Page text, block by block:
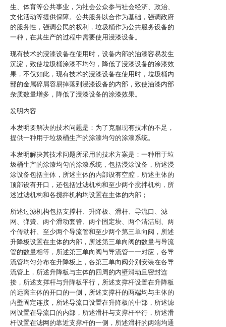
生、体育等公共事业，为社会公众参与社会经济、政治、
文化活动等提供保障。公共服务以合作为基础，强调政府
的服务性，强调公民的权利，垃圾桶作为公共服务设备的
一种，在其生产的过程中需要使用浸漆设备。
现有技术的浸漆设备在使用时，设备内部的油漆容易发生
沉淀，致使垃圾桶涂漆不均匀，降低了浸漆设备的涂漆效
果，不仅如此，现有技术的浸漆设备在使用时，垃圾桶内
部的金属碎屑容易掉落到浸漆设备的内部，致使油漆内部
杂质数量增多，降低了浸漆设备的涂漆效果。
发明内容
本发明要解决的技术问题是：为了克服现有技术的不足，
提供一种用于垃圾桶生产的涂漆均匀的涂漆系统。
本发明解决其技术问题所采用的技术方案是：一种用于垃
圾桶生产的涂漆均匀的涂漆系统，包括浸涂设备，所述浸
涂设备包括主体，所述主体的内部设有空腔，所述主体的
顶部设有开口，还包括过滤机构和至少两个搅拌机构，所
述过滤机构和各搅拌机构均设置在主体的内部；
所述过滤机构包括支撑杆、升降板、滑杆、导流口、滤
网、弹簧、两个滑动套管、两个固定块、两个清洁刷、两
个传动杆、至少两个导流管和至少两个第三单向阀，所述
升降板设置在主体的内部，所述第三单向阀的数量与导流
管的数量相等，所述第三单向阀与导流管一一对应，各导
流管均匀分布在升降板上，各第三单向阀分别安装在各导
流管上，所述升降板与主体的四周的内壁滑动且密封连
接，所述支撑杆与升降板平行，所述支撑杆设置在升降板
的远离主体的开口的一侧，所述支撑杆的两端均与主体的
内壁固定连接，所述导流口设置在升降板的中部，所述滤
网设置在导流口的内部，所述滑杆与支撑杆平行，所述滑
杆设置在滤网的靠近支撑杆的一侧，所述滑杆的两端均通